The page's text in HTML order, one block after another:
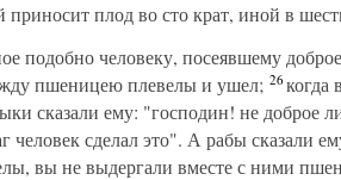
плод во сто крат, иной в
подобно человеку, посеявшему
пшеницею плевелы и ушел; 26когда
сказали ему: "господин! не доброе
человек сделал это". А рабы сказали
вы не выдергали вместе с ними